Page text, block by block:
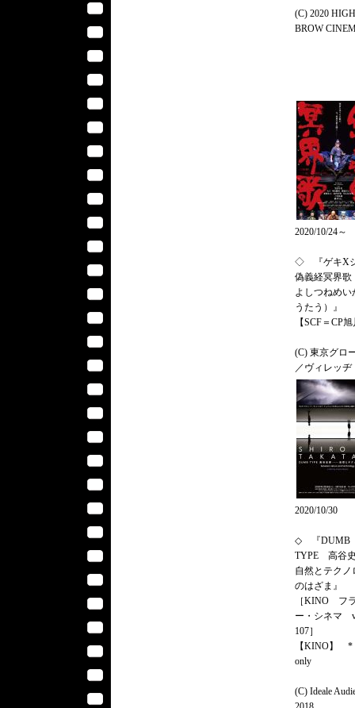
(C) 2020 HIGH
BROW
2020/10/24～
◇ 『ゲキX
偽義経冥界歌
よしつねめい
うたう）』
【SCF＝CP
(C) 東京グロ
／ヴィレッヂ
2020/10/30
◇ 『DUMB
TYPE 高谷
自然とテクノ
のはざま』
［KINO フ
ー・シネマ
107］
【KINO】 *
only
(C) Ideale